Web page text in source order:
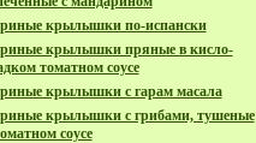
крылышки по-испански
крылышки пряные в кисло-
томатном соусе
крылышки с гарам масала
крылышки с грибами, тушеные
соусе